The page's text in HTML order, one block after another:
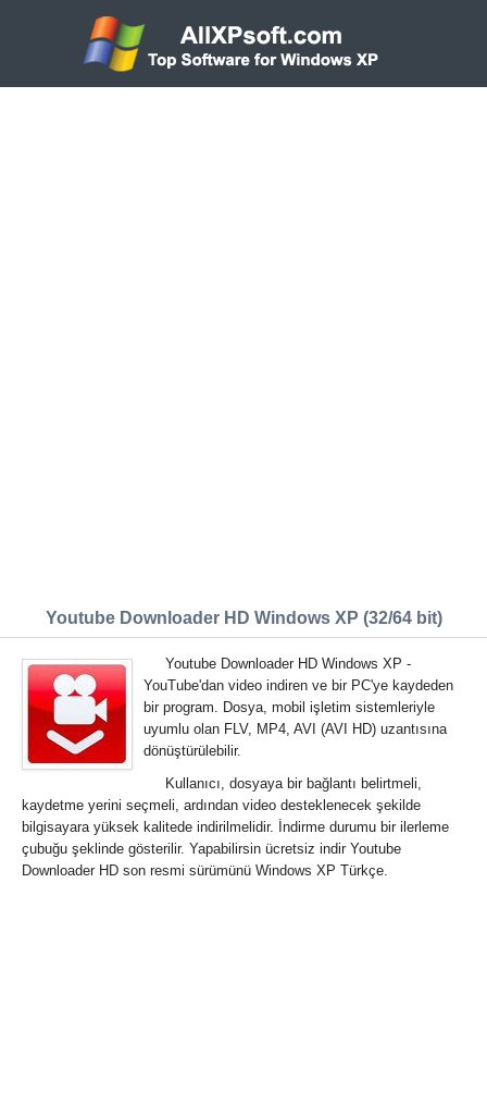
Youtube Downloader HD Windows XP (32/64 bit)
Youtube Downloader HD Windows XP -
YouTube'dan video indiren ve bir PC'ye kaydeden
bir program. Dosya, mobil işletim sistemleriyle
uyumlu olan FLV, MP4, AVI (AVI HD) uzantısına
dönüştürülebilir.
Kullanıcı, dosyaya bir bağlantı belirtmeli,
kaydetme yerini seçmeli, ardından video desteklenecek şekilde
bilgisayara yüksek kalitede indirilmelidir. İndirme durumu bir ilerleme
çubuğu şeklinde gösterilir. Yapabilirsin ücretsiz indir Youtube
Downloader HD son resmi sürümünü Windows XP Türkçe.